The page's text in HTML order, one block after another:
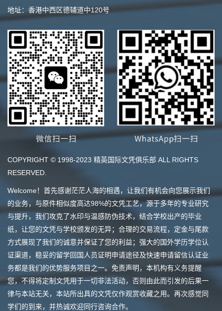
地址：香港中西区德辅道中120号
COPYRIGHT © 1998-2023 精英国际文凭俱乐部 ALL RIGHTS
RESERVED.
Welcome！首先感谢茫茫人海的相遇，让我们有机会向您展示我们
的业务，与原件相似度高达98%的文凭工艺，源于多年的专业研究
与提升，我们攻克了水印与温感防伪技术，结合学校出产的毕业
纸，让您的文凭与学校颁发的无异；合理的交易流程，定金与尾款
方式展现了我们的诚意并保证了您的利益；强大的国外学历学位认
证渠道，稳妥的留学回国人员证明申请途径及快速申请留信认证业
务都是我们的优势服务项目之一。免责声明，本机构有义务提醒
您，不得将定制文凭用于一切非法活动，否则由此而引发的后果一
律与本站无关，本站所出具的文凭仅作观赏收藏之用。再次感觉同
学们的到来，并热诚欢迎同行咨询合作。